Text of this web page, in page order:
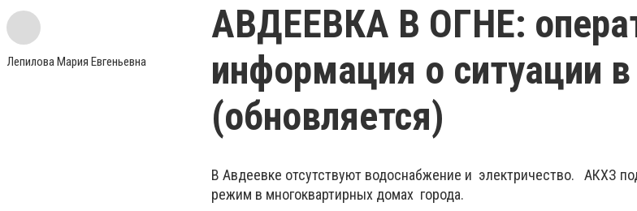
Лепилова Мария Евгеньевна
АВДЕЕВКА В ОГНЕ:
информация о ситуации в
(обновляется)
В Авдеевке отсутствуют водоснабжение и электричество. АКХЗ
режим в многоквартирных домах города.